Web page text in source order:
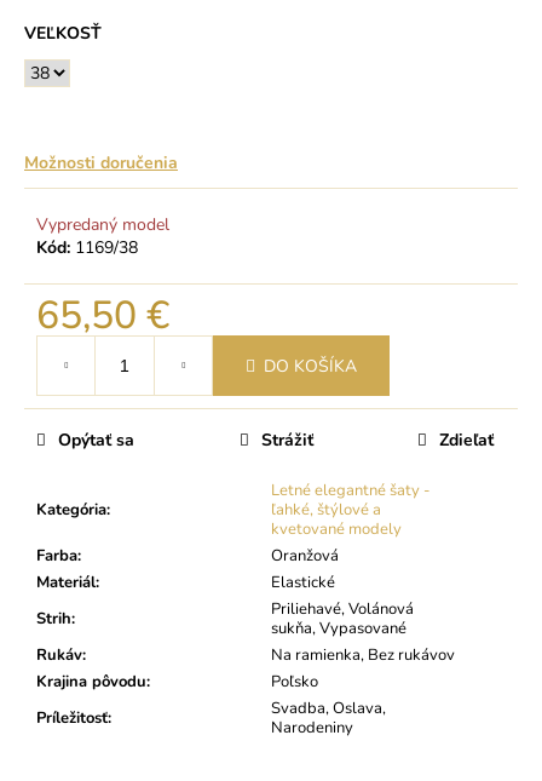
VEĽKOSŤ
Možnosti doručenia
Vypredaný model
Kód: 1169/38
65,50 €
cena:
DO KOŠÍKA
Kategória:
Letné elegantné šaty -
ľahké, štýlové a
kvetované modely
Farba:
Oranžová
Materiál:
Elastické
Strih:
Priliehavé, Volánová
sukňa, Vypasované
Rukáv:
Na ramienka, Bez rukávov
Krajina pôvodu:
Poľsko
Príležitosť:
Svadba, Oslava,
Narodeniny
Opýtať sa Strážiť Zdieľať